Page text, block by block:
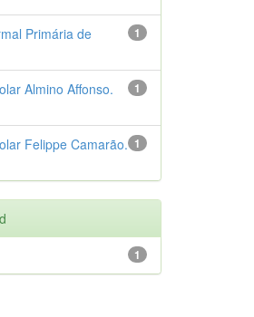
1
Primária de
1
Almino Affonso.
1
Felippe Camarão.
1